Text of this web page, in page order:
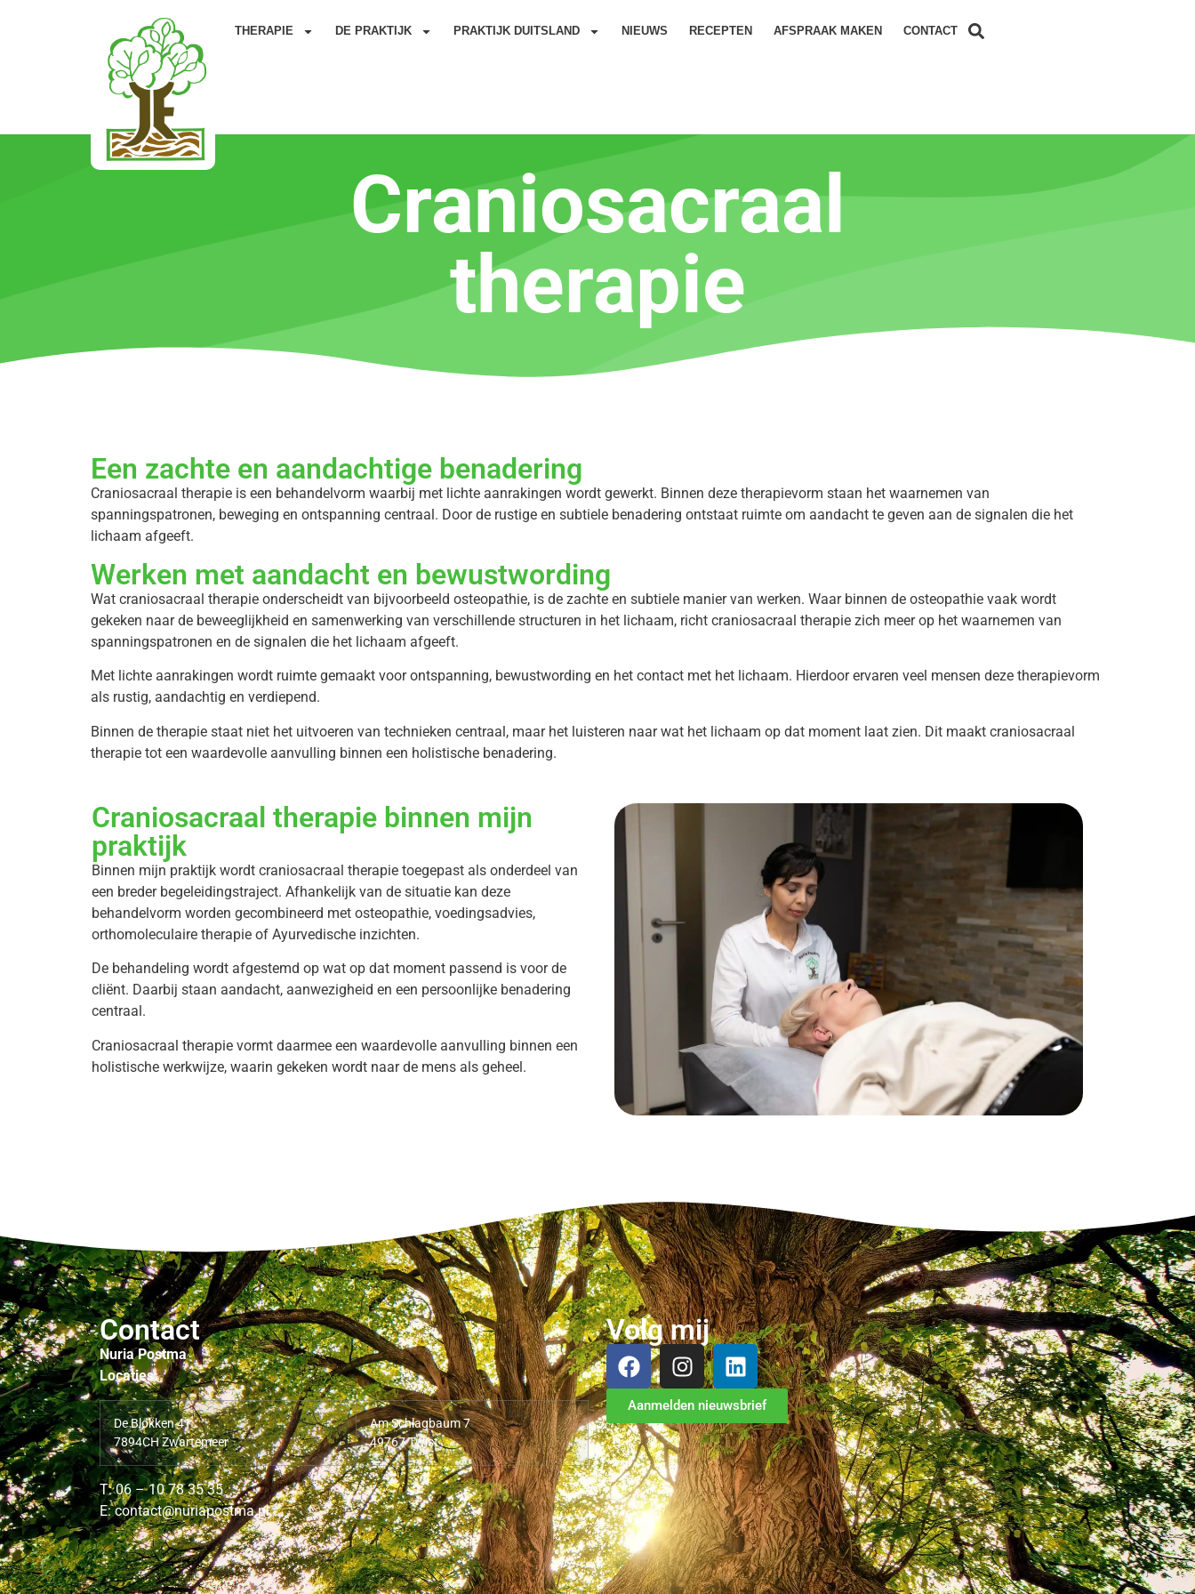
THERAPIE DE PRAKTIJK PRAKTIJK DUITSLAND NIEUWS RECEPTEN AFSPRAAK MAKEN CONTACT
Craniosacraal
therapie
Een zachte en aandachtige benadering
Craniosacraal therapie is een behandelvorm waarbij met lichte aanrakingen wordt gewerkt. Binnen deze therapievorm staan het waarnemen van
spanningspatronen, beweging en ontspanning centraal. Door de rustige en subtiele benadering ontstaat ruimte om aandacht te geven aan de signalen die het
lichaam afgeeft.
Werken met aandacht en bewustwording
Wat craniosacraal therapie onderscheidt van bijvoorbeeld osteopathie, is de zachte en subtiele manier van werken. Waar binnen de osteopathie vaak wordt
gekeken naar de beweeglijkheid en samenwerking van verschillende structuren in het lichaam, richt craniosacraal therapie zich meer op het waarnemen van
spanningspatronen en de signalen die het lichaam afgeeft.
Met lichte aanrakingen wordt ruimte gemaakt voor ontspanning, bewustwording en het contact met het lichaam. Hierdoor ervaren veel mensen deze therapievorm
als rustig, aandachtig en verdiepend.
Binnen de therapie staat niet het uitvoeren van technieken centraal, maar het luisteren naar wat het lichaam op dat moment laat zien. Dit maakt craniosacraal
therapie tot een waardevolle aanvulling binnen een holistische benadering.
Craniosacraal therapie binnen mijn
praktijk
Binnen mijn praktijk wordt craniosacraal therapie toegepast als onderdeel van
een breder begeleidingstraject. Afhankelijk van de situatie kan deze
behandelvorm worden gecombineerd met osteopathie, voedingsadvies,
orthomoleculaire therapie of Ayurvedische inzichten.
De behandeling wordt afgestemd op wat op dat moment passend is voor de
cliënt. Daarbij staan aandacht, aanwezigheid en een persoonlijke benadering
centraal.
Craniosacraal therapie vormt daarmee een waardevolle aanvulling binnen een
holistische werkwijze, waarin gekeken wordt naar de mens als geheel.
Contact
Nuria Postma
Locaties:
De Blokken 41
7894CH Zwartemeer
Am Schlagbaum 7
49767 Twist
T: 06 – 10 78 35 35
E: contact@nuriapostma.nl
Volg mij
Aanmelden nieuwsbrief